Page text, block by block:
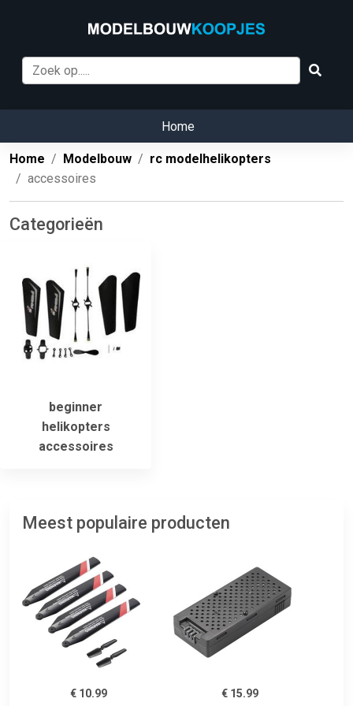
Home
Home Modelbouw
rc modelhelikopters
accessoires
Categorieën
beginner
helikopters
accessoires
Meest populaire producten
€ 10.99
€ 15.99